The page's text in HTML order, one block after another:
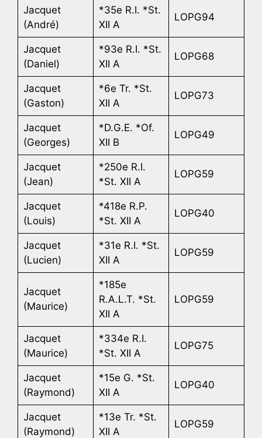
Jacquet
(André)
*35e R.I. *St.
XII A
LOPG94
Jacquet
(Daniel)
*93e R.I. *St.
XII A
LOPG68
Jacquet
(Gaston)
*6e Tr. *St.
XII A
LOPG73
Jacquet
(Georges)
*D.G.E. *Of.
XII B
LOPG49
Jacquet
(Jean)
*250e R.I.
*St. XII A
LOPG59
Jacquet
(Louis)
*418e R.P.
*St. XII A
LOPG40
Jacquet
(Lucien)
*31e R.I. *St.
XII A
LOPG59
Jacquet
(Maurice)
*185e
R.A.L.T. *St.
XII A
LOPG59
Jacquet
(Maurice)
*334e R.I.
*St. XII A
LOPG75
Jacquet
(Raymond)
*15e G. *St.
XII A
LOPG40
Jacquet
(Raymond)
*13e Tr. *St.
XII A
LOPG59